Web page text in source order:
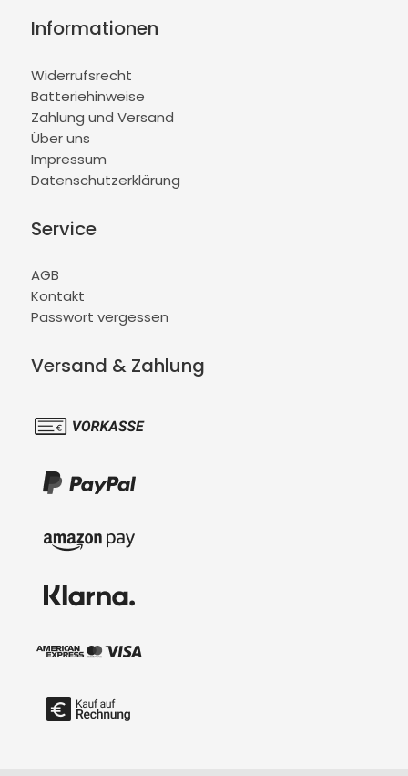
Informationen
Widerrufsrecht
Batteriehinweise
Zahlung und Versand
Über uns
Impressum
Datenschutzerklärung
Service
AGB
Kontakt
Passwort vergessen
Versand & Zahlung